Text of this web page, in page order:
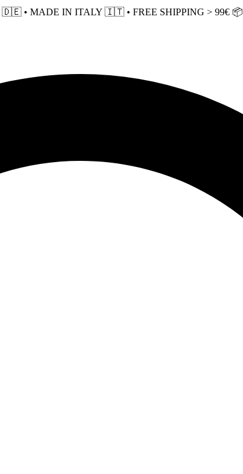
🇩🇪 • MADE IN ITALY 🇮🇹 • FREE SHIPPING > 99€ 📦